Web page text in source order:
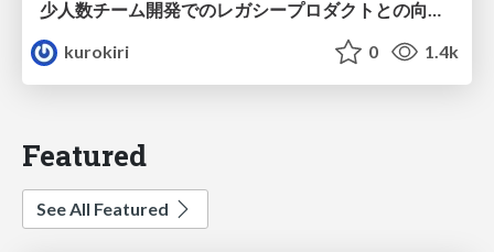
少人数チーム開発でのレガシープロダクトとの向き合い方
kurokiri
0 1.4k
Featured
See All Featured